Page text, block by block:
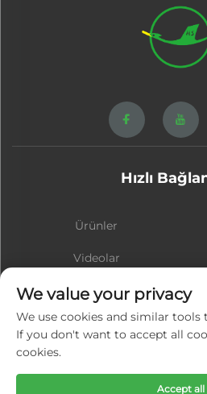
Hızlı
Ürünler
Videolar
İletişim
We value your privacy
We use cookies and similar tools
If you don't want to accept all
cookies.
Accept all